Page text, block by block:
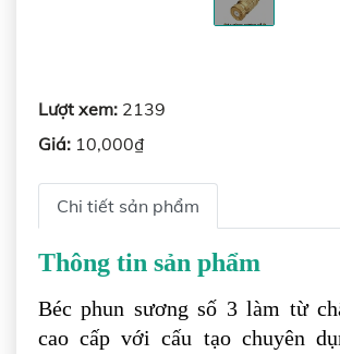
Lượt xem: 2139
Giá: 10,000₫
Chi tiết sản phẩm
Thông tin sản phẩm
Béc phun sương số 3 làm từ
cao cấp với cấu tạo chuyên